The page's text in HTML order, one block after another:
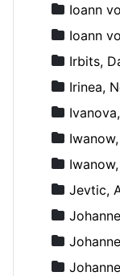
Ioann
Ioann
Irbits,
Irinea,
Jevtic,